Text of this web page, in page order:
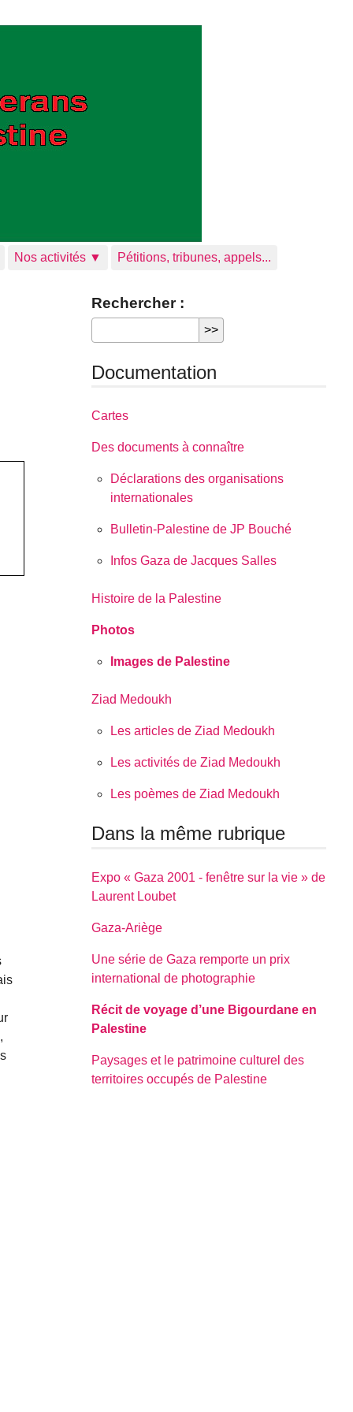
Nos activités ▼ Pétitions, tribunes, appels...
Rechercher :
Documentation
Cartes
Des documents à connaître
Déclarations des organisations
internationales
Bulletin-Palestine de JP Bouché
Infos Gaza de Jacques Salles
Histoire de la Palestine
Photos
Images de Palestine
Ziad Medoukh
Les articles de Ziad Medoukh
Les activités de Ziad Medoukh
Les poèmes de Ziad Medoukh
Dans la même rubrique
Expo « Gaza 2001 - fenêtre sur la vie » de
Laurent Loubet
Gaza-Ariège
Une série de Gaza remporte un prix
international de photographie
Récit de voyage d’une Bigourdane en
Palestine
Paysages et le patrimoine culturel des
territoires occupés de Palestine